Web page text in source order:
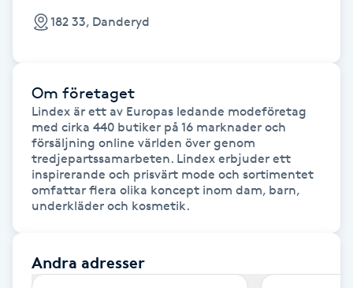
Diamantslipning
Enzympeeling
Extensions
Extensions borttagning
Face framing
182 33, Danderyd
Om företaget
Lindex är ett av Europas ledande modeföretag
med cirka 440 butiker på 16 marknader och
försäljning online världen över genom
tredjepartssamarbeten. Lindex erbjuder ett
inspirerande och prisvärt mode och sortimentet
omfattar flera olika koncept inom dam, barn,
underkläder och kosmetik.
Andra adresser